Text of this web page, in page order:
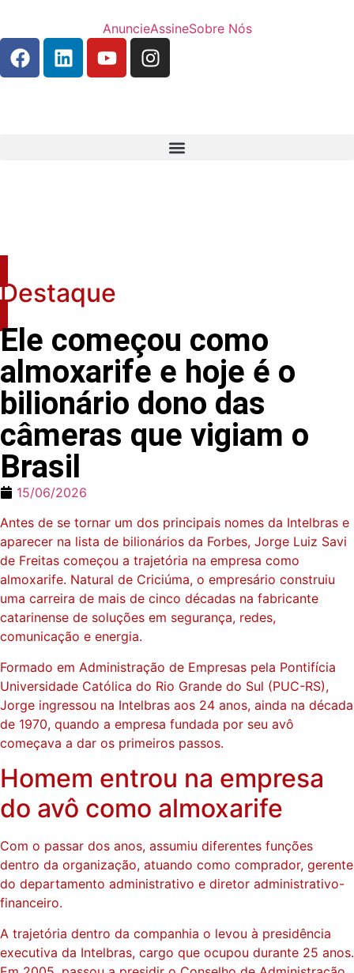
AnuncieAssineSobre Nós
Destaque
Ele começou como
almoxarife e hoje é o
bilionário dono das
câmeras que vigiam o
Brasil
15/06/2026
Antes de se tornar um dos principais nomes da Intelbras e
aparecer na lista de bilionários da Forbes, Jorge Luiz Savi
de Freitas começou a trajetória na empresa como
almoxarife. Natural de Criciúma, o empresário construiu
uma carreira de mais de cinco décadas na fabricante
catarinense de soluções em segurança, redes,
comunicação e energia.
Formado em Administração de Empresas pela Pontifícia
Universidade Católica do Rio Grande do Sul (PUC-RS),
Jorge ingressou na Intelbras aos 24 anos, ainda na década
de 1970, quando a empresa fundada por seu avô
começava a dar os primeiros passos.
Homem entrou na empresa
do avô como almoxarife
Com o passar dos anos, assumiu diferentes funções
dentro da organização, atuando como comprador, gerente
do departamento administrativo e diretor administrativo-
financeiro.
A trajetória dentro da companhia o levou à presidência
executiva da Intelbras, cargo que ocupou durante 25 anos.